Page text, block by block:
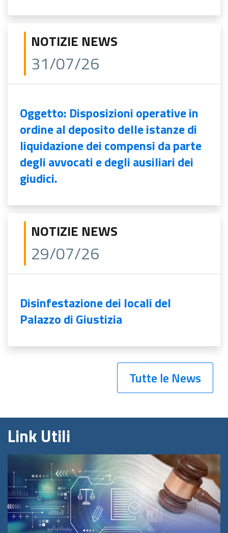
NOTIZIE NEWS
31/07/26
Oggetto: Disposizioni operative in
ordine al deposito delle istanze di
liquidazione dei compensi da parte
degli avvocati e degli ausiliari dei
giudici.
NOTIZIE NEWS
29/07/26
Disinfestazione dei locali del
Palazzo di Giustizia
Tutte le News
Link Utili